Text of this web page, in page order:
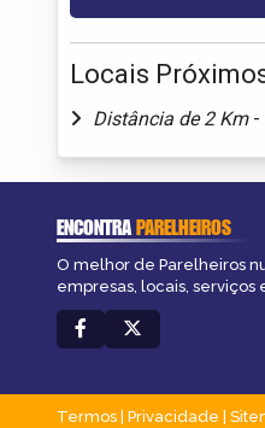
Locais
Distância de 2 Km -
ENCONTRAPARELHEIROS
O melhor de Parelheiros
empresas, locais, serviços
Termos Privacidade